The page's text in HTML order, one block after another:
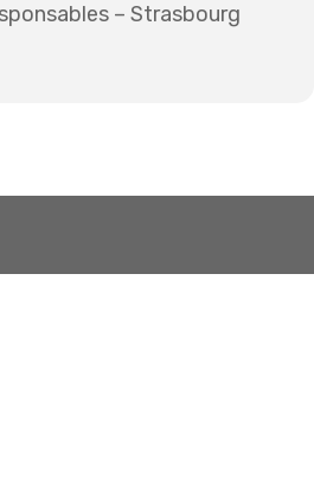
– Strasbourg